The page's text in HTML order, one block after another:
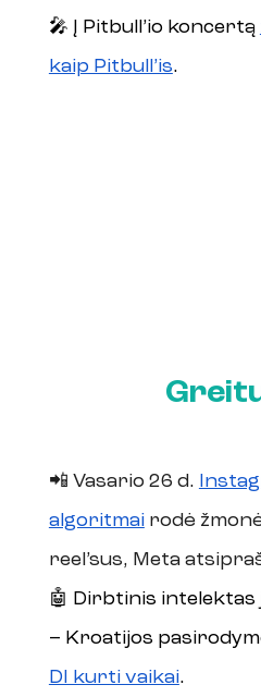
🎤 Į Pitbull’io koncertą
kaip Pitbull’is.
📲 Vasario 26 d.
algoritmai rodė
reel’sus, Meta
🤖 Dirbtinis intelektas
– Kroatijos
DI kurti vaikai.